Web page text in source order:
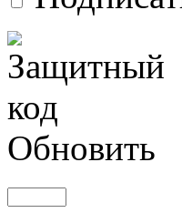
Обновить